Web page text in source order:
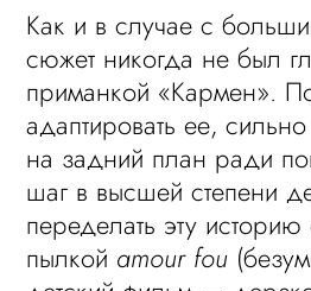
Как и в случае с
сюжет никогда не был
приманкой «Кармен».
адаптировать ее,
на задний план ради
шаг в высшей степени
переделать эту
пылкой amour fou